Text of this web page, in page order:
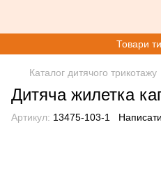
Товари
Каталог дитячого трикотажу
Дитяча жилетка
Артикул: 13475-103-1 Написати